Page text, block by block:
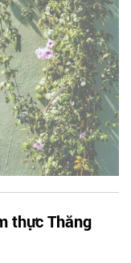
thực Thăng